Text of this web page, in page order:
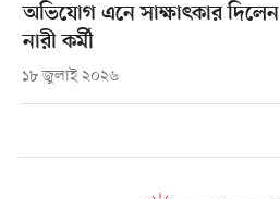
অভিযোগ এনে সাক্ষাৎকার দিলেন
নারী কর্মী
১৮ জুলাই ২০২৬